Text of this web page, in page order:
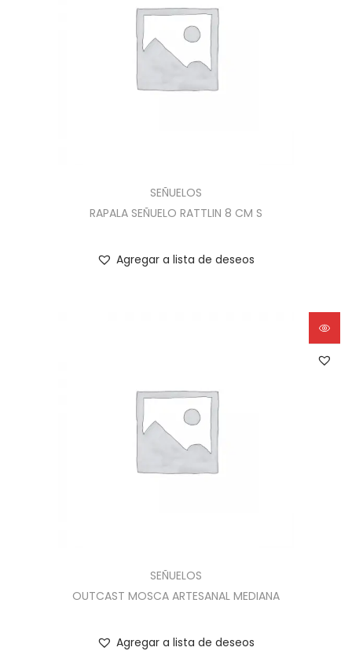
SEÑUELOS
RAPALA SEÑUELO RATTLIN 8 CM S
Agregar a lista de deseos
SEÑUELOS
OUTCAST MOSCA ARTESANAL MEDIANA
Agregar a lista de deseos